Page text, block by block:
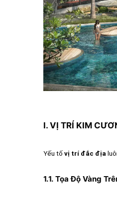
I. VỊ TRÍ KIM
Yếu tố vị trí đắc địa
1.1. Tọa Độ Vàng